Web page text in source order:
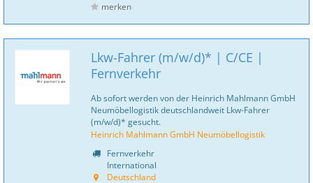
merken
Lkw-Fahrer (m/w/d)* | C/CE |
Fernverkehr
Ab sofort werden von der Heinrich Mahlmann GmbH
Neumöbellogistik deutschlandweit Lkw-Fahrer
(m/w/d)* gesucht.
Heinrich Mahlmann GmbH Neumöbellogistik
Fernverkehr
International
Deutschland